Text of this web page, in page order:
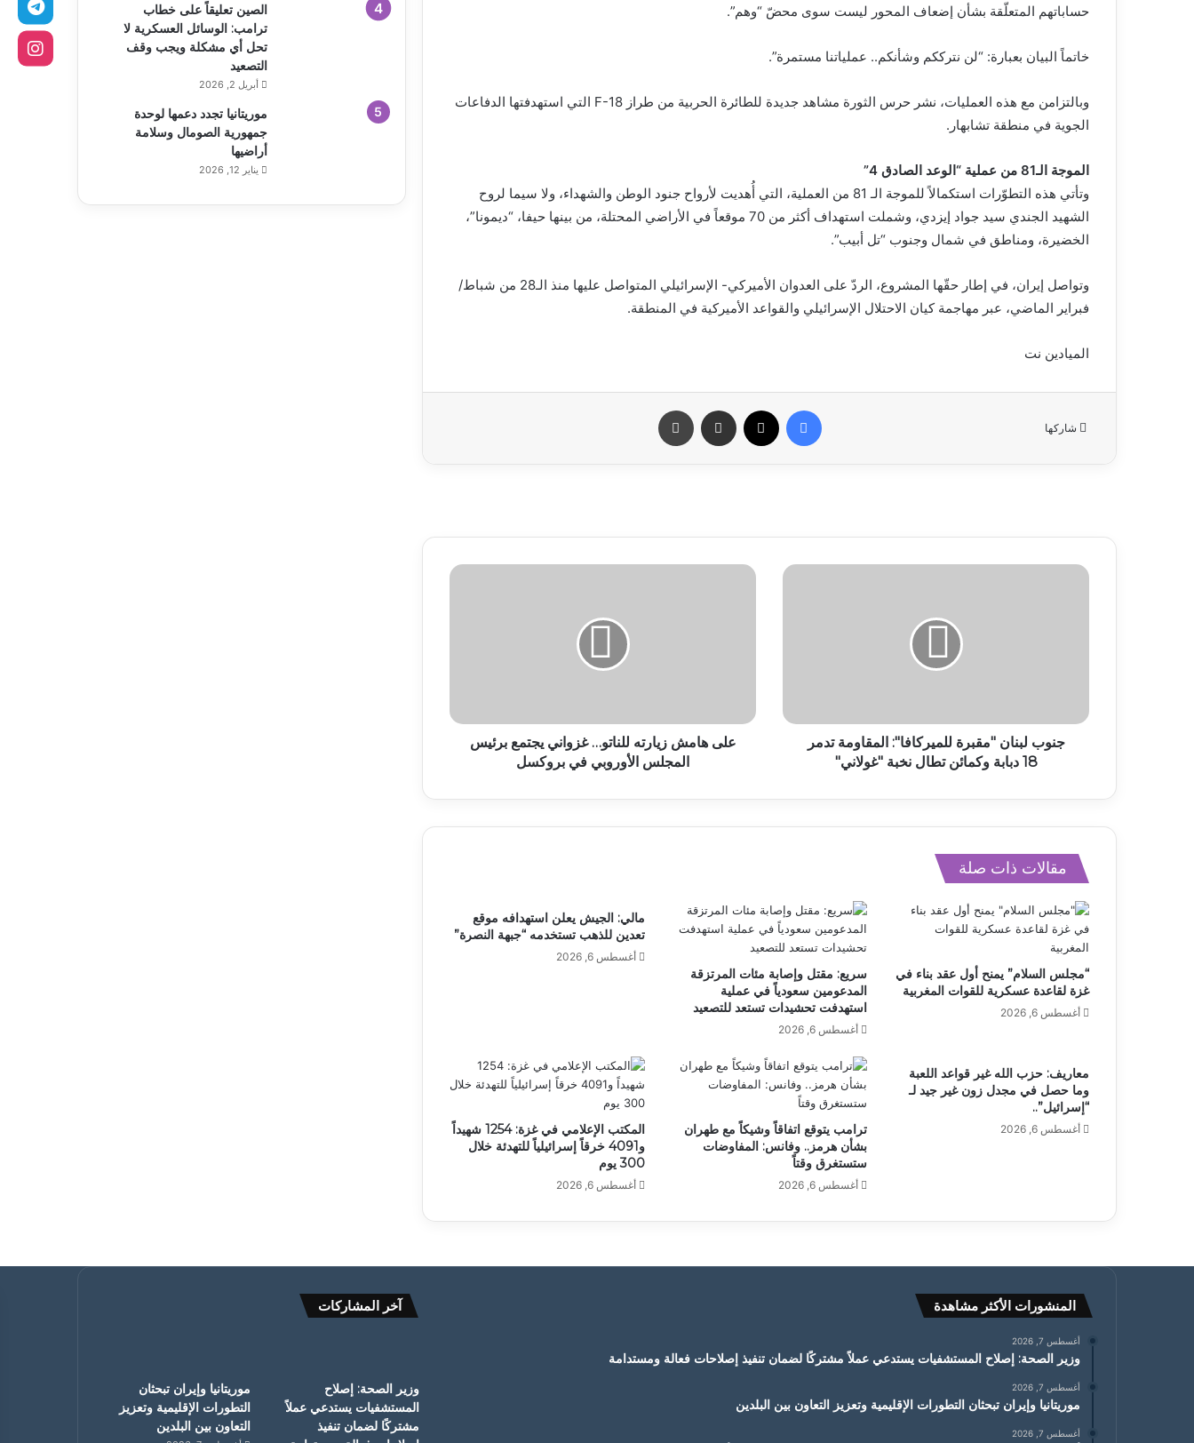
حساباتهم المتعلّقة بشأن إضعاف المحور ليست سوى محضّ “وهم”.
خاتماً البيان بعبارة: “لن نترككم وشأنكم.. عملياتنا مستمرة”.
وبالتزامن مع هذه العمليات، نشر حرس الثورة مشاهد جديدة للطائرة الحربية من طراز F-18 التي استهدفتها الدفاعات
الجوية في منطقة تشابهار.
الموجة الـ81 من عملية “الوعد الصادق 4”
وتأتي هذه التطوّرات استكمالاً للموجة الـ 81 من العملية، التي أُهديت لأرواح جنود الوطن والشهداء، ولا سيما لروح
الشهيد الجندي سيد جواد إيزدي، وشملت استهداف أكثر من 70 موقعاً في الأراضي المحتلة، من بينها حيفا، “ديمونا”،
الخضيرة، ومناطق في شمال وجنوب “تل أبيب”.
وتواصل إيران، في إطار حقّها المشروع، الردّ على العدوان الأميركي- الإسرائيلي المتواصل عليها منذ الـ28 من شباط/
فبراير الماضي، عبر مهاجمة كيان الاحتلال الإسرائيلي والقواعد الأميركية في المنطقة.
الميادين نت
شاركها
فيسبوك مشاركة عبر البريد
جنوب لبنان "مقبرة للميركافا": المقاومة تدمر
18 دبابة وكمائن تطال نخبة "غولاني"
على هامش زيارته للناتو… غزواني يجتمع برئيس
المجلس الأوروبي في بروكسل
مقالات ذات صلة
“مجلس السلام” يمنح أول عقد بناء في
غزة لقاعدة عسكرية للقوات المغربية
أغسطس 6, 2026
سريع: مقتل وإصابة مئات المرتزقة
المدعومين سعودياً في عملية
استهدفت تحشيدات تستعد للتصعيد
أغسطس 6, 2026
مالي: الجيش يعلن استهدافه موقع
تعدين للذهب تستخدمه “جبهة النصرة”
أغسطس 6, 2026
معاريف: حزب الله غير قواعد اللعبة
وما حصل في مجدل زون غير جيد لـ
“إسرائيل”..
أغسطس 6, 2026
ترامب يتوقع اتفاقاً وشيكاً مع طهران
بشأن هرمز.. وفانس: المفاوضات
ستستغرق وقتاً
أغسطس 6, 2026
المكتب الإعلامي في غزة: 1254 شهيداً
و4091 خرقاً إسرائيلياً للتهدئة خلال
300 يوم
أغسطس 6, 2026
الصين تعليقاً على خطاب
ترامب: الوسائل العسكرية لا
تحل أي مشكلة ويجب وقف
التصعيد
أبريل 2, 2026
موريتانيا تجدد دعمها لوحدة
جمهورية الصومال وسلامة
أراضيها
يناير 12, 2026
المنشورات الأكثر مشاهدة
أغسطس 7, 2026
وزير الصحة: إصلاح المستشفيات يستدعي عملاً مشتركًا لضمان تنفيذ إصلاحات فعالة ومستدامة
أغسطس 7, 2026
موريتانيا وإيران تبحثان التطورات الإقليمية وتعزيز التعاون بين البلدين
أغسطس 7, 2026
آخر المشاركات
وزير الصحة: إصلاح
المستشفيات يستدعي عملاً
مشتركًا لضمان تنفيذ
موريتانيا وإيران تبحثان
التطورات الإقليمية وتعزيز
التعاون بين البلدين